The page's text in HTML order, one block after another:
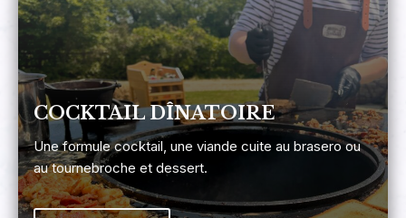
COCKTAIL DÎNATOIRE
Une formule cocktail, une viande cuite au brasero ou
au tournebroche et dessert.